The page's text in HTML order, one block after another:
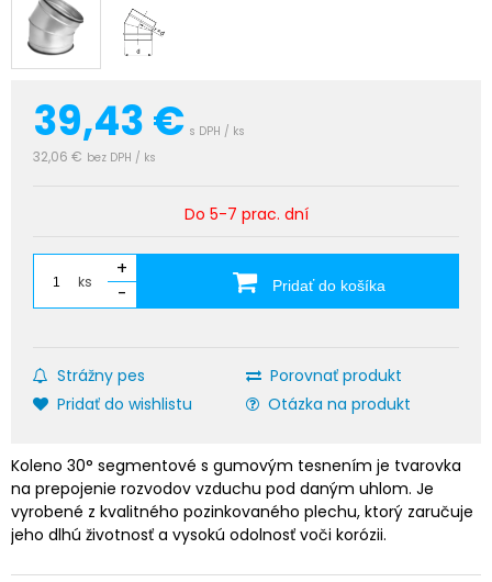
39,43€ s DPH / ks
32,06 € bez DPH / ks
Do 5-7 prac. dní
ks
+
-
Pridať do košíka
Strážny pes
Porovnať produkt
Pridať do wishlistu
Otázka na produkt
Koleno 30° segmentové s gumovým tesnením je tvarovka
na prepojenie rozvodov vzduchu pod daným uhlom. Je
vyrobené z kvalitného pozinkovaného plechu, ktorý zaručuje
jeho dlhú životnosť a vysokú odolnosť voči korózii.